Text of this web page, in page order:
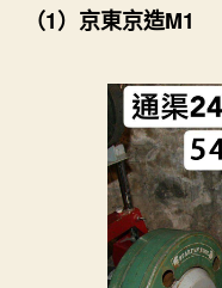
（1）京東京造M1